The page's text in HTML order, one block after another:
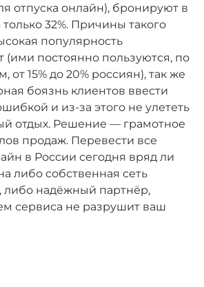
отпуска онлайн), бронируют в
32%. Причины такого
популярность
(ими постоянно пользуются, по
от 15% до 20% россиян), так же
боязнь клиентов ввести
и из-за этого не улететь
отдых. Решение — грамотное
продаж. Перевести все
в России сегодня вряд ли
либо собственная сеть
либо надёжный партнёр,
сервиса не разрушит ваш